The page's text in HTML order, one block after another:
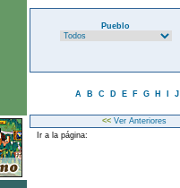
Pueblo
A B C D E F G H J
<<Ver Anteriores
Ir a la página: